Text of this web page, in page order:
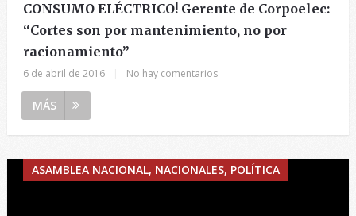
CONSUMO ELÉCTRICO! Gerente de Corpoelec:
“Cortes son por mantenimiento, no por
racionamiento”
6 de abril de 2016 No hay comentarios
MÁS
ASAMBLEA NACIONAL, NACIONALES, POLÍTICA